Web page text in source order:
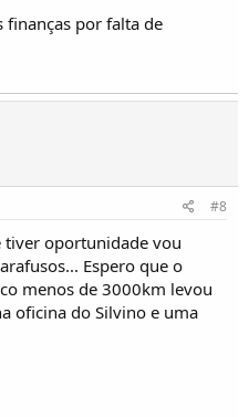
finanças por falta de
#8
tiver oportunidade vou
Espero que o
menos de 3000km levou
oficina do Silvino e uma